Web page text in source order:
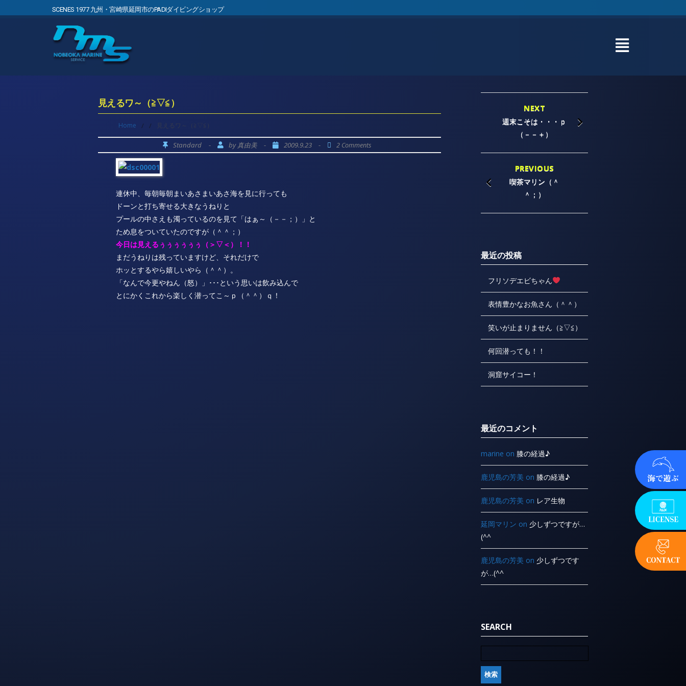
SCENES 1977 九州・宮崎県延岡市のPADIダイビングショップ
見えるワ～（≧▽≦）
Home / / 見えるワ～（≧▽≦）
Standard - by真由美 - 2009.9.23 - 2 Comments
連休中、毎朝毎朝まいあさまいあさ海を見に行っても
ドーンと打ち寄せる大きなうねりと
プールの中さえも濁っているのを見て「はぁ～（－－；）」と
ため息をついていたのですが（＾＾；）
今日は見えるぅぅぅぅぅぅ（＞▽＜）！！
まだうねりは残っていますけど、それだけで
ホッとするやら嬉しいやら（＾＾）。
「なんで今更やねん（怒）」･･･という思いは飲み込んで
とにかくこれから楽しく潜ってこ～ｐ（＾＾）ｑ！
NEXT
週末こそは・・・ｐ
（－－＋）
PREVIOUS
喫茶マリン（＾
＾；）
最近の投稿
フリソデエビちゃん
表情豊かなお魚さん（＾＾）
笑いが止まりません（≧▽≦）
何回潜っても！！
洞窟サイコー！
最近のコメント
marine on 膝の経過♪
鹿児島の芳美 on 膝の経過♪
鹿児島の芳美 on レア生物
延岡マリン on 少しずつですが…
(^^ ゞ
鹿児島の芳美 on 少しずつです
が…(^^ ゞ
SEARCH